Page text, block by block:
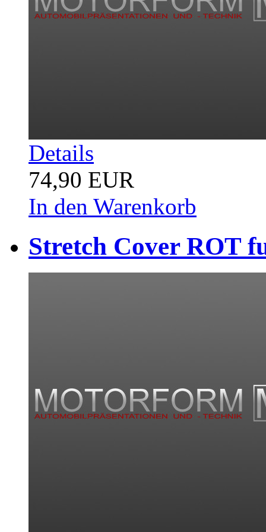
Details
74,90 EUR
In den Warenkorb
Stretch Cover ROT